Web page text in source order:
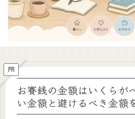
PR
お賽銭の金額はいくらが
い金額と避けるべき金額